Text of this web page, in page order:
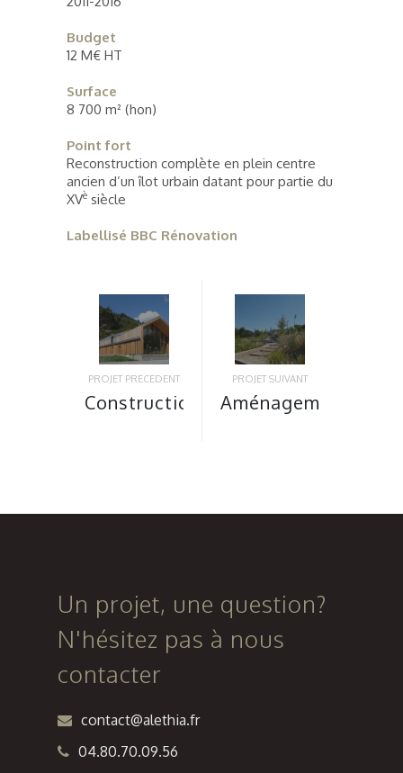
Budget
12 M€ HT
Surface
8 700 m² (hon)
Point fort
Reconstruction complète en plein centre
ancien d’un îlot urbain datant pour partie du
XVè siècle
Labellisé BBC Rénovation
PROJET PRÉCÉDENT
Construction
du
Ville-
Vieille
PROJET SUIVANT
Aménagement
Carpentras
Un projet, une question?
N'hésitez pas à nous
contacter
contact@alethia.fr
04.80.70.09.56